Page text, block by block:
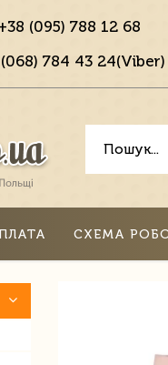
(095) 788 12 68
784 43 24(Viber)
СХЕМА